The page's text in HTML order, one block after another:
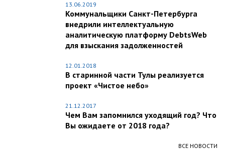
13.06.2019
Коммунальщики Санкт-Петербурга
внедрили интеллектуальную
аналитическую платформу DebtsWeb
для взыскания задолженностей
12.01.2018
В старинной части Тулы реализуется
проект «Чистое небо»
21.12.2017
Чем Вам запомнился уходящий год? Что
Вы ожидаете от 2018 года?
ВСЕ НОВОСТИ